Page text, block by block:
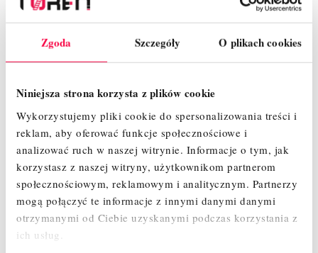
Zgoda Szczegóły O plikach cookies
Niniejsza strona korzysta z plików cookie
Wykorzystujemy pliki cookie do spersonalizowania treści i
reklam, aby oferować funkcje społecznościowe i
analizować ruch w naszej witrynie. Informacje o tym, jak
korzystasz z naszej witryny, użytkownikom partnerom
społecznościowym, reklamowym i analitycznym. Partnerzy
mogą połączyć te informacje z innymi danymi danymi
otrzymanymi od Ciebie uzyskanymi podczas korzystania z
ich usług.
OPIS
SZCZEGÓŁY PRODUKTU
ZAŁĄCZNIKI
OPINIE